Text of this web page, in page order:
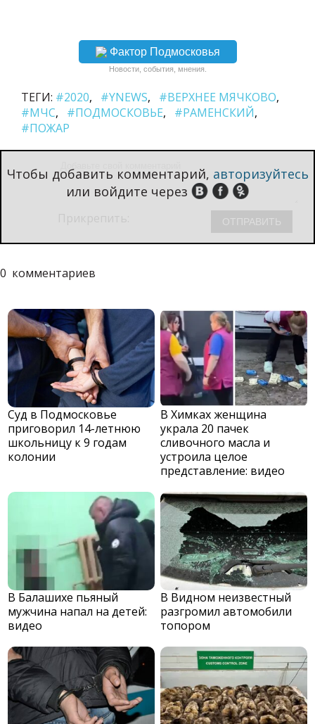
Фактор Подмосковья
Новости, события, мнения.
ТЕГИ: #2020 #YNEWS
#ВЕРХНЕЕ МЯЧКОВО
#МЧС
#ПОДМОСКОВЬЕ
#РАМЕНСКИЙ
#ПОЖАР
Чтобы добавить комментарий, авторизуйтесь
или войдите через
0 комментариев
Суд в Подмосковье
приговорил 14-летнюю
школьницу к 9 годам
колонии
В Химках женщина
украла 20 пачек
сливочного масла и
устроила целое
представление: видео
В Балашихе пьяный
мужчина напал на детей:
видео
В Видном неизвестный
разгромил автомобили
топором